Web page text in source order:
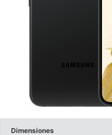
Dimensiones